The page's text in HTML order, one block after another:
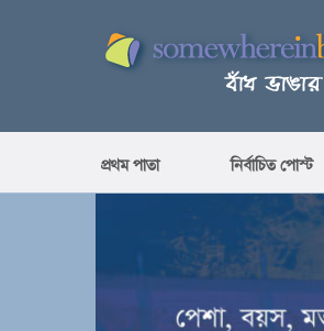
প্রথম পাতা নির্বাচিত পোস্ট